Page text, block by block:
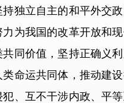
立自主的和平外交政
为我国的改革开放和
同价值，坚持正确义
命运共同体，推动建
、互不干涉内政、平